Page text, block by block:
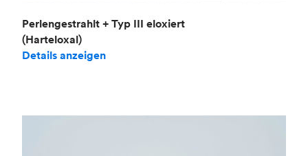
Perlengestrahlt + Typ III eloxiert
(Harteloxal)
Details anzeigen